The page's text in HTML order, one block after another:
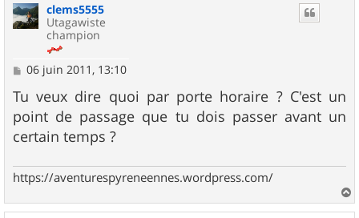
clems5555
Utagawiste
champion
M
s
s
a
g
e
06 juin 2011, 13:10
Tu veux dire quoi par porte horaire ? C'est un
point de passage que tu dois passer avant un
certain temps ?
https://aventurespyreneennes.wordpress.com/
a